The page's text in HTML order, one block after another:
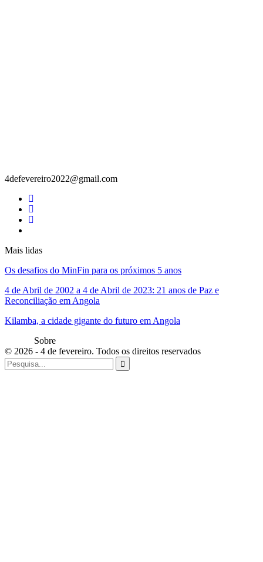
4defevereiro2022@gmail.com
Mais lidas
Os desafios do MinFin para os próximos 5 anos
4 de Abril de 2002 a 4 de Abril de 2023: 21 anos de Paz e
Reconciliação em Angola
Kilamba, a cidade gigante do futuro em Angola
Sobre
© 2026 - 4 de fevereiro. Todos os direitos reservados